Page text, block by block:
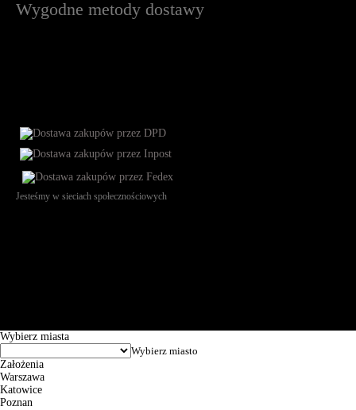
Wygodne metody dostawy
Jesteśmy w sieciach społecznościowych
Wybierz miasta
Założenia
Warszawa
Katowice
Poznan